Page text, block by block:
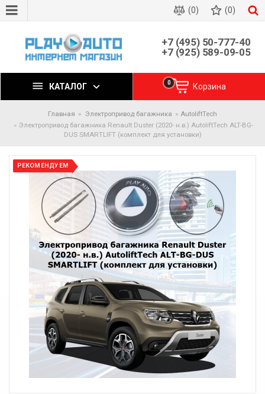
(0) (0)
+7 (495) 50-777-40
+7 (925) 589-09-05
КАТАЛОГ Корзина
0
Главная Электропривод багажника
AutoliftTech
Электропривод багажника Renault Duster (2020- н.в.) AutoliftTech ALT-BG-
DUS SMARTLIFT (комплект для установки)
РЕКОМЕНДУЕМ